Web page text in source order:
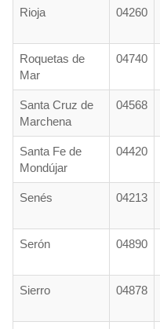
Rioja 04260
Roquetas de
Mar
04740
Santa Cruz de
Marchena
04568
Santa Fe de
Mondújar
04420
Senés 04213
Serón 04890
Sierro 04878